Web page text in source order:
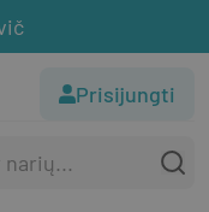
Prisijungti